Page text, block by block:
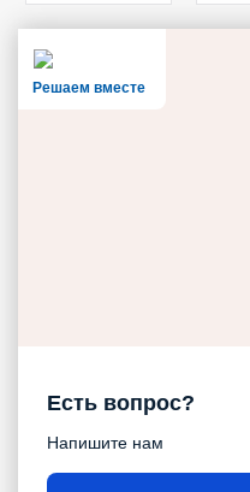
Решаем вместе
Есть вопрос?
Напишите нам